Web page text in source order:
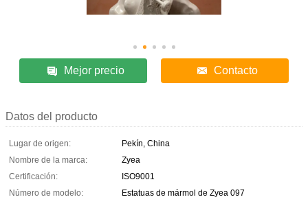
Mejor precio Contacto
Datos del producto
Lugar de origen:
Pekín, China
Nombre de la marca:
Zyea
Certificación:
ISO9001
Número de modelo:
Estatuas de mármol de Zyea 097